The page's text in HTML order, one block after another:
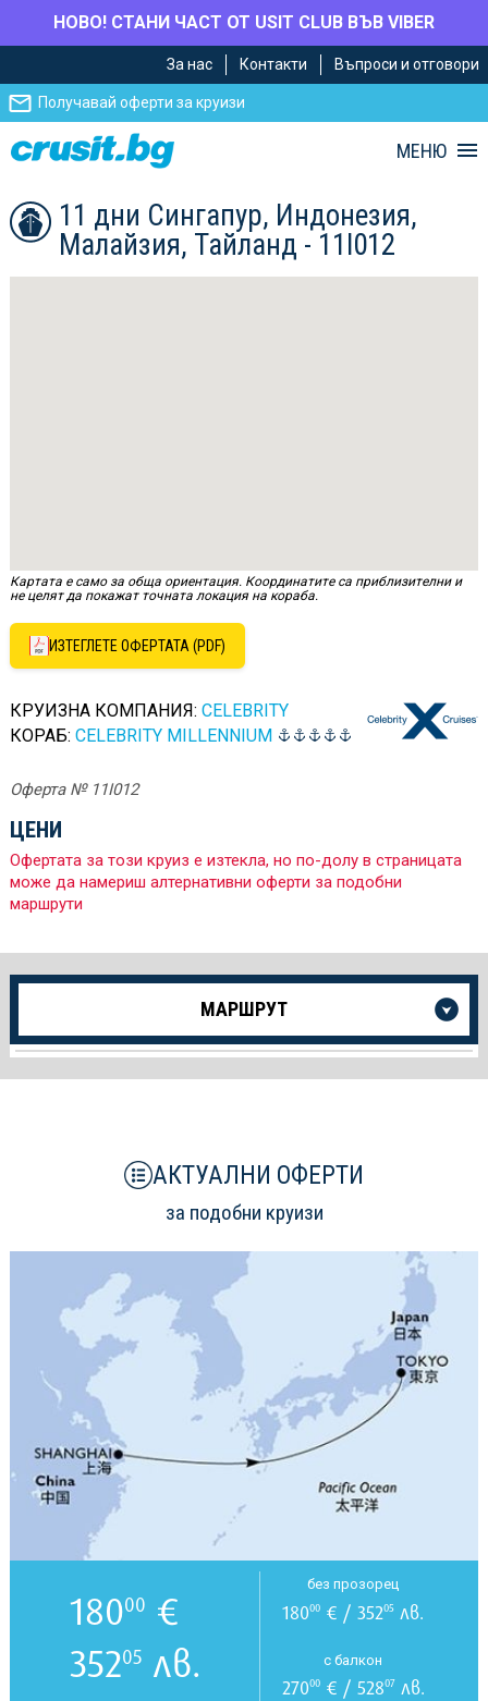
НОВО! СТАНИ ЧАСТ ОТ USIT CLUB ВЪВ VIBER
главното
съдържание
Навигацията
За нас Контакти Въпроси и отговори
Получавай оферти за круизи
МЕНЮ
11 дни Сингапур, Индонезия,
Малайзия, Тайланд - 11I012
Картата е само за обща ориентация. Координатите са приблизителни и
не целят да покажат точната локация на кораба.
ИЗТЕГЛЕТЕ ОФЕРТАТА (PDF)
КРУИЗНА КОМПАНИЯ: CELEBRITY
КОРАБ: CELEBRITY MILLENNIUM
Оферта № 11I012
ЦЕНИ
Офертата за този круиз е изтекла, но по-долу в страницата
може да намериш алтернативни оферти за подобни
маршрути
Още
за
Круиза
МАРШРУТ
АКТУАЛНИ ОФЕРТИ
за подобни круизи
18000 €
35205 лв.
без прозорец
18000 € / 35205 лв.
с балкон
27000€ / 52807лв.